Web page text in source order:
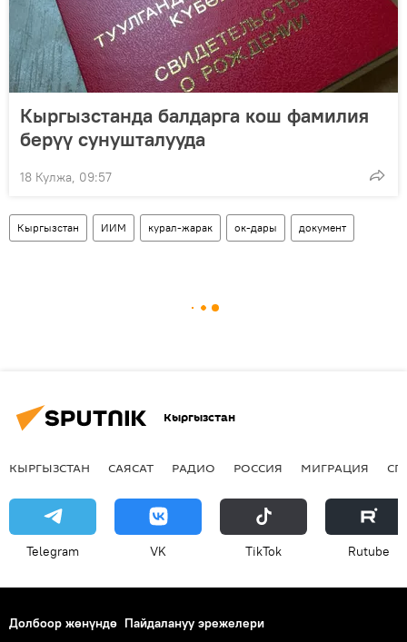
Кыргызстанда балдарга кош фамилия
берүү сунушталууда
18 Кулжа, 09:57
Кыргызстан ИИМ курал-жарак ок-дары документ
Кыргызстан
КЫРГЫЗСТАН САЯСАТ РАДИО РОССИЯ МИГРАЦИЯ
Telegram VK ТikТоk Rutube
Долбоор жөнүндө Пайдалануу эрежелери